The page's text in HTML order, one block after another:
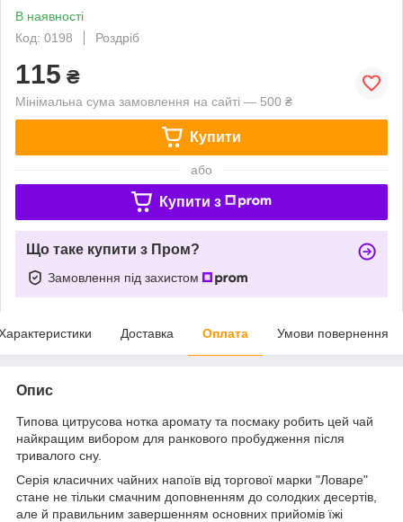
В наявності
Код: 0198
Роздріб
115 ₴
Мінімальна сума замовлення на сайті — 500 ₴
Купити
або
Купити з
Що таке купити з Пром?
Замовлення під захистом
Доставка Оплата Умови повернення
Опис
Типова цитрусова нотка аромату та посмаку робить цей чай
найкращим вибором для ранкового пробудження після
тривалого сну.
Серія класичних чайних напоїв від торгової марки "Ловаре"
стане не тільки смачним доповненням до солодких десертів,
але й правильним завершенням основних прийомів їжі